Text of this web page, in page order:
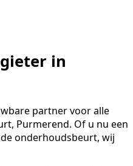
in
partner voor alle
Purmerend. Of u nu een
onderhoudsbeurt, wij